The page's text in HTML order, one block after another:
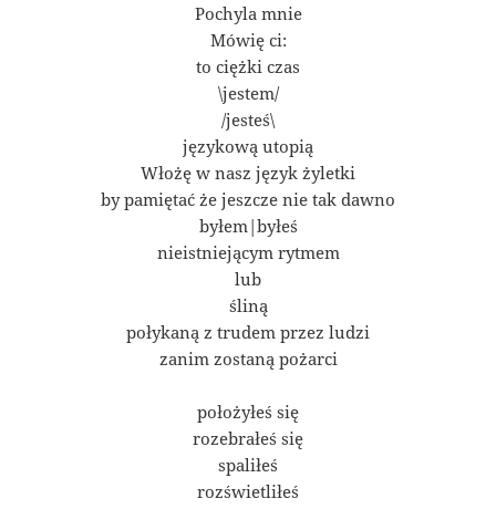
Pochyla mnie
Mówię ci:
to ciężki czas
\jestem/
/jesteś\
językową utopią
Włożę w nasz język żyletki
by pamiętać że jeszcze nie tak dawno
byłem|byłeś
nieistniejącym rytmem
lub
śliną
połykaną z trudem przez ludzi
zanim zostaną pożarci
położyłeś się
rozebrałeś się
spaliłeś
rozświetliłeś